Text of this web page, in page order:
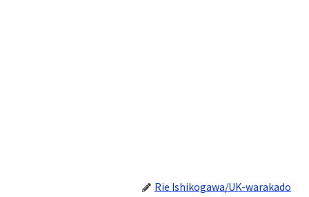
Rie Ishikogawa/UK-warakado